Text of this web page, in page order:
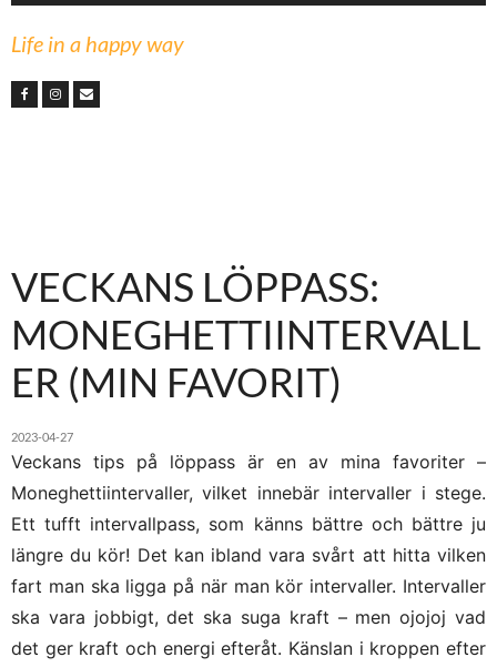
Life in a happy way
VECKANS LÖPPASS:
MONEGHETTIINTERVALL
ER (MIN FAVORIT)
2023-04-27
Veckans tips på löppass är en av mina favoriter –
Moneghettiintervaller, vilket innebär intervaller i stege.
Ett tufft intervallpass, som känns bättre och bättre ju
längre du kör! Det kan ibland vara svårt att hitta vilken
fart man ska ligga på när man kör intervaller. Intervaller
ska vara jobbigt, det ska suga kraft – men ojojoj vad
det ger kraft och energi efteråt. Känslan i kroppen efter